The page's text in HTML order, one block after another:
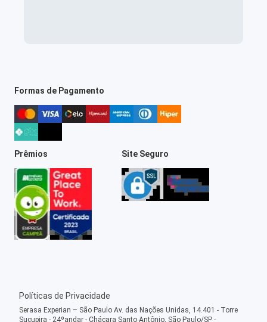
Formas de Pagamento
Prêmios Site Seguro
Políticas de Privacidade
Serasa Experian – São Paulo Av. das Nações Unidas, 14.401 - Torre
Sucupira - 24ºandar - Chácara Santo Antônio, São Paulo/SP -